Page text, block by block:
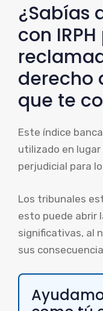
¿Sabías
con
derecho
que te
Este índice
utilizado en lugar
perjudicial para
Los tribunales
esto puede abrir
significativas, al
sus